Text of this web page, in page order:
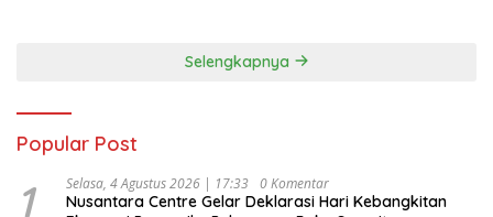
Selengkapnya
Popular Post
1 Selasa, 4 Agustus 2026 | 17:33 0 Komentar
Nusantara Centre Gelar Deklarasi Hari Kebangkitan